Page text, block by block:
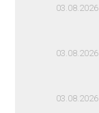
03.08.2026
03.08.2026
03.08.2026